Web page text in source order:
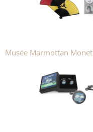
Musée Marmottan Monet